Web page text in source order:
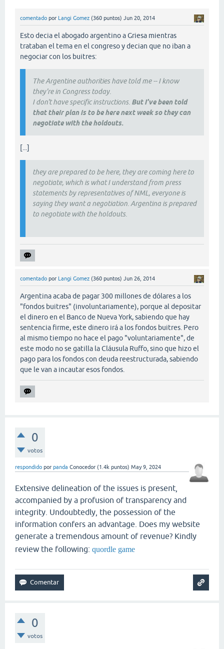
comentado por Langi Gomez (360 puntos) Jun 20, 2014
Esto decia el abogado argentino a Griesa mientras
trataban el tema en el congreso y decian que no iban a
negociar con los buitres:
The Argentine authorities have told me -- I know
they're in Congress today.
I don't have specific instructions. But I've been told
that their plan is to be here next week so they can
negotiate with the holdouts.
[...]
they are prepared to be here, they are coming here to
negotiate, which is what I understand from press
statements by representatives of NML, everyone is
saying they want a negotiation. Argentina is prepared
to negotiate with the holdouts.
comentado por Langi Gomez (360 puntos) Jun 26, 2014
Argentina acaba de pagar 300 millones de dólares a los
"fondos buitres" (involuntariamente), porque al depositar
el dinero en el Banco de Nueva York, sabiendo que hay
sentencia firme, este dinero irá a los fondos buitres. Pero
al mismo tiempo no hace el pago "voluntariamente", de
este modo no se gatilla la Cláusula Ruffo, sino que hizo el
pago para los fondos con deuda reestructurada, sabiendo
que le van a incautar esos fondos.
0
votos
respondido por panda Conocedor (1.4k puntos) May 9, 2024
Extensive delineation of the issues is present,
accompanied by a profusion of transparency and
integrity. Undoubtedly, the possession of the
information confers an advantage. Does my website
generate a tremendous amount of revenue? Kindly
review the following: quordle game
0
votos